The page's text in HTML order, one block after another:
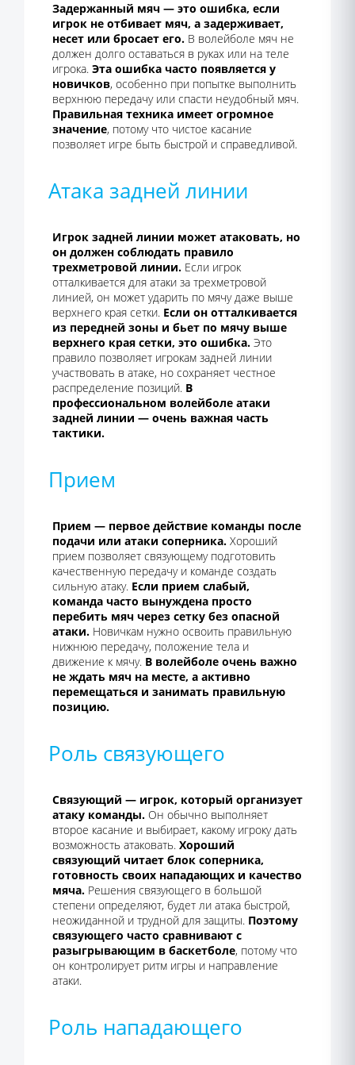
Задержанный мяч — это ошибка, если
игрок не отбивает мяч, а задерживает,
несет или бросает его. В волейболе мяч не
должен долго оставаться в руках или на теле
игрока. Эта ошибка часто появляется у
новичков, особенно при попытке выполнить
верхнюю передачу или спасти неудобный мяч.
Правильная техника имеет огромное
значение, потому что чистое касание
позволяет игре быть быстрой и справедливой.
Атака задней линии
Игрок задней линии может атаковать, но
он должен соблюдать правило
трехметровой линии. Если игрок
отталкивается для атаки за трехметровой
линией, он может ударить по мячу даже выше
верхнего края сетки. Если он отталкивается
из передней зоны и бьет по мячу выше
верхнего края сетки, это ошибка. Это
правило позволяет игрокам задней линии
участвовать в атаке, но сохраняет честное
распределение позиций. В
профессиональном волейболе атаки
задней линии — очень важная часть
тактики.
Прием
Прием — первое действие команды после
подачи или атаки соперника. Хороший
прием позволяет связующему подготовить
качественную передачу и команде создать
сильную атаку. Если прием слабый,
команда часто вынуждена просто
перебить мяч через сетку без опасной
атаки. Новичкам нужно освоить правильную
нижнюю передачу, положение тела и
движение к мячу. В волейболе очень важно
не ждать мяч на месте, а активно
перемещаться и занимать правильную
позицию.
Роль связующего
Связующий — игрок, который организует
атаку команды. Он обычно выполняет
второе касание и выбирает, какому игроку дать
возможность атаковать. Хороший
связующий читает блок соперника,
готовность своих нападающих и качество
мяча. Решения связующего в большой
степени определяют, будет ли атака быстрой,
неожиданной и трудной для защиты. Поэтому
связующего часто сравнивают с
разыгрывающим в баскетболе, потому что
он контролирует ритм игры и направление
атаки.
Роль нападающего